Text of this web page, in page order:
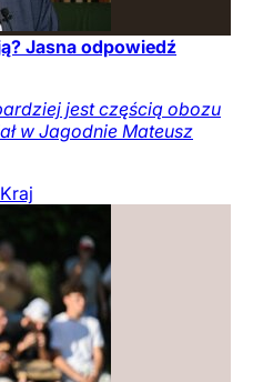
Jasna odpowiedź
jest częścią obozu
w Jagodnie Mateusz
Kraj